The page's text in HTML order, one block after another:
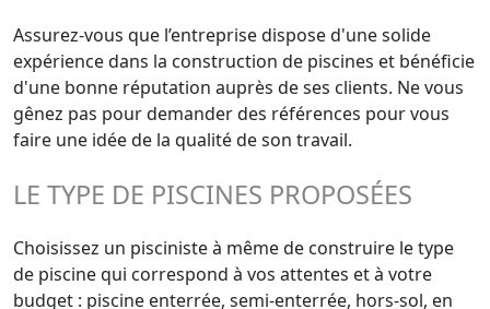
Assurez-vous que l’entreprise dispose d'une solide
expérience dans la construction de piscines et bénéficie
d'une bonne réputation auprès de ses clients. Ne vous
gênez pas pour demander des références pour vous
faire une idée de la qualité de son travail.
LE TYPE DE PISCINES PROPOSÉES
Choisissez un pisciniste à même de construire le type
de piscine qui correspond à vos attentes et à votre
budget : piscine enterrée, semi-enterrée, hors-sol, en